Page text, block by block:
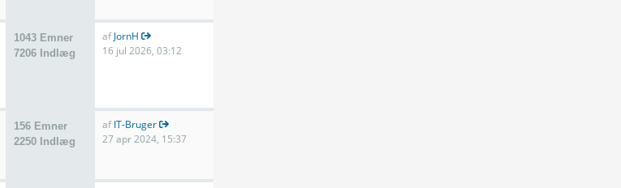
1043 Emner
7206 Indlæg
afJornH
16 jul 2026, 03:12
156 Emner
2250 Indlæg
afIT-Bruger
27 apr 2024, 15:37